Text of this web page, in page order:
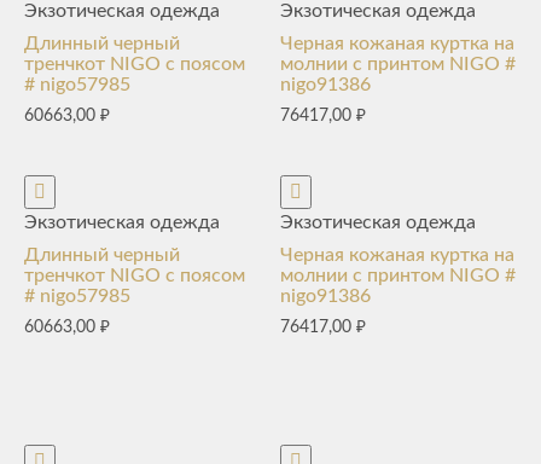
Экзотическая одежда
Длинный черный
тренчкот NIGO с поясом
# nigo57985
60663,00 ₽
Экзотическая одежда
Длинный черный
тренчкот NIGO с поясом
# nigo57985
60663,00 ₽
Экзотическая одежда
Черная кожаная куртка на
молнии с принтом NIGO #
nigo91386
76417,00₽
Экзотическая одежда
Черная кожаная куртка на
молнии с принтом NIGO #
nigo91386
76417,00₽